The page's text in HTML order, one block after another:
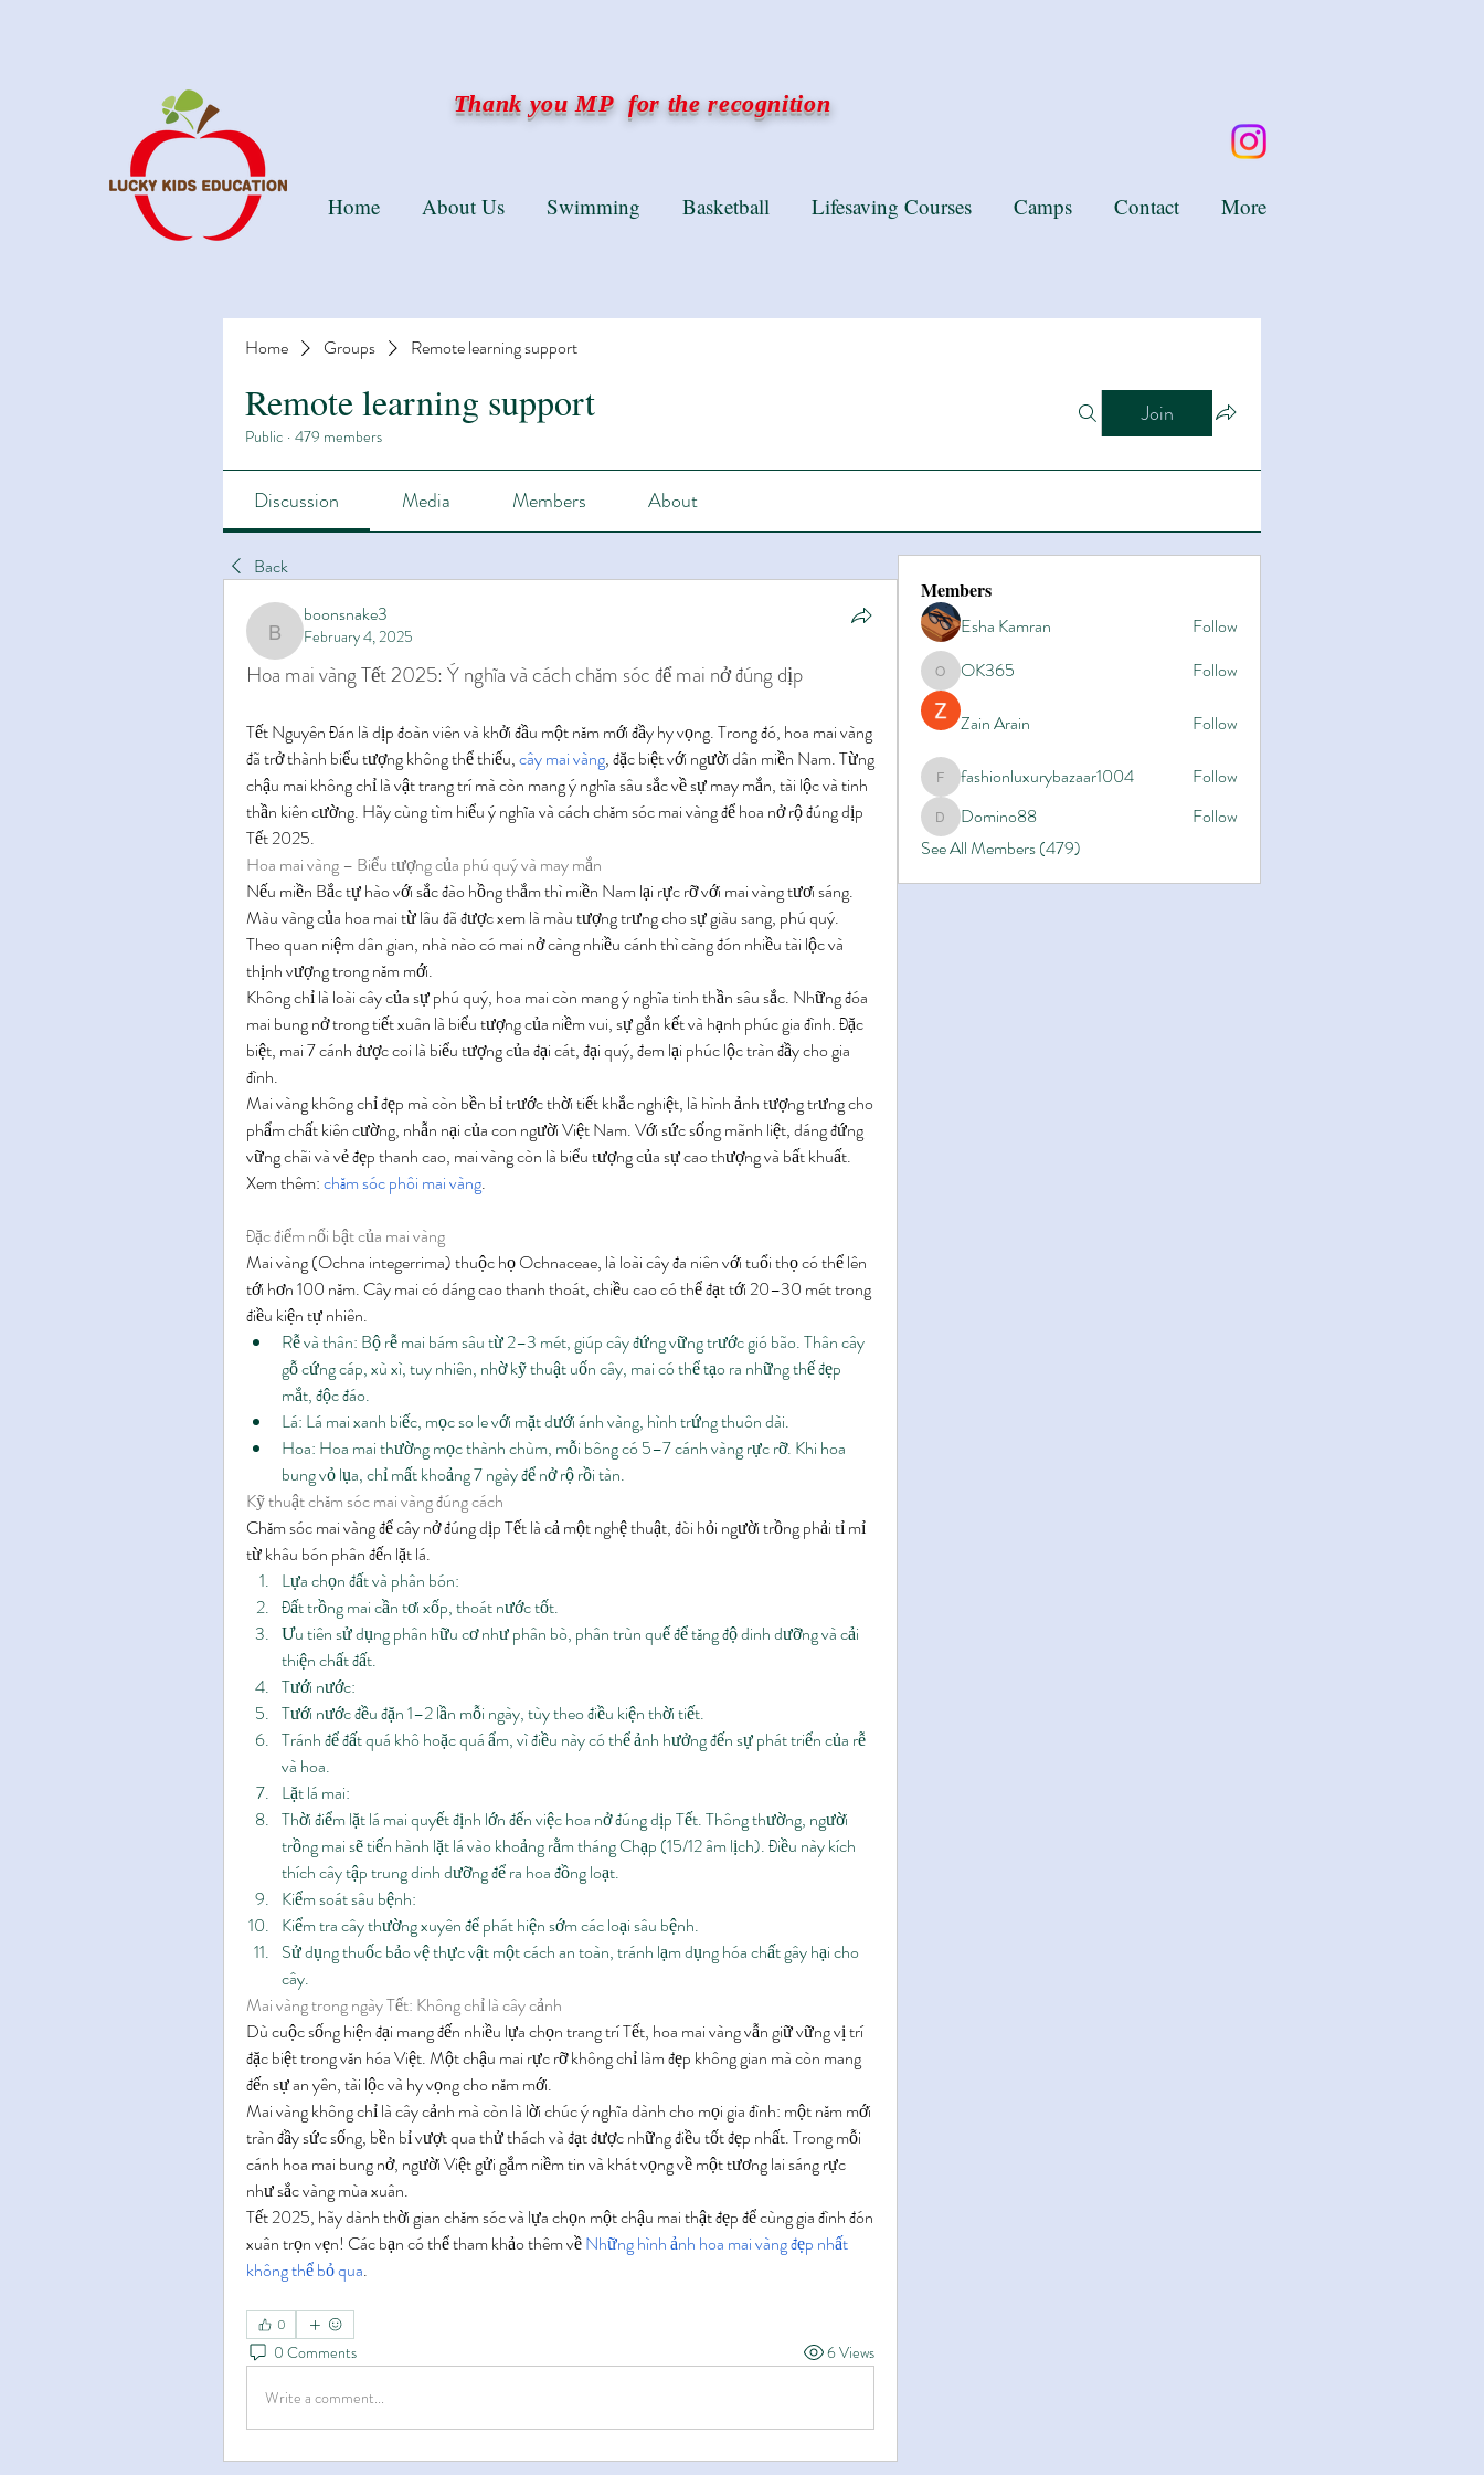
Thank you MP for the recognition
Home Groups Remote learning support
Remote learning support
Public · 479 members
Join
Discussion Media Members About
Back
boonsnake3
boonsnake3
February 4, 2025
Hoa mai vàng Tết 2025: Ý nghĩa và cách chăm sóc để mai nở đúng dịp
Tết Nguyên Đán là dịp đoàn viên và khởi đầu một năm mới đầy hy vọng. Trong đó, hoa mai vàng
đã trở thành biểu tượng không thể thiếu, cây mai vàng, đặc biệt với người dân miền Nam. Từng
chậu mai không chỉ là vật trang trí mà còn mang ý nghĩa sâu sắc về sự may mắn, tài lộc và tinh
thần kiên cường. Hãy cùng tìm hiểu ý nghĩa và cách chăm sóc mai vàng để hoa nở rộ đúng dịp
Tết 2025.
Hoa mai vàng – Biểu tượng của phú quý và may mắn
Nếu miền Bắc tự hào với sắc đào hồng thắm thì miền Nam lại rực rỡ với mai vàng tươi sáng.
Màu vàng của hoa mai từ lâu đã được xem là màu tượng trưng cho sự giàu sang, phú quý.
Theo quan niệm dân gian, nhà nào có mai nở càng nhiều cánh thì càng đón nhiều tài lộc và
thịnh vượng trong năm mới.
Không chỉ là loài cây của sự phú quý, hoa mai còn mang ý nghĩa tinh thần sâu sắc. Những đóa
mai bung nở trong tiết xuân là biểu tượng của niềm vui, sự gắn kết và hạnh phúc gia đình. Đặc
biệt, mai 7 cánh được coi là biểu tượng của đại cát, đại quý, đem lại phúc lộc tràn đầy cho gia
đình.
Mai vàng không chỉ đẹp mà còn bền bỉ trước thời tiết khắc nghiệt, là hình ảnh tượng trưng cho
phẩm chất kiên cường, nhẫn nại của con người Việt Nam. Với sức sống mãnh liệt, dáng đứng
vững chãi và vẻ đẹp thanh cao, mai vàng còn là biểu tượng của sự cao thượng và bất khuất.
Xem thêm: chăm sóc phôi mai vàng.
Đặc điểm nổi bật của mai vàng
Mai vàng (Ochna integerrima) thuộc họ Ochnaceae, là loài cây đa niên với tuổi thọ có thể lên
tới hơn 100 năm. Cây mai có dáng cao thanh thoát, chiều cao có thể đạt tới 20–30 mét trong
điều kiện tự nhiên.
Rễ và thân: Bộ rễ mai bám sâu từ 2–3 mét, giúp cây đứng vững trước gió bão. Thân cây
gỗ cứng cáp, xù xì, tuy nhiên, nhờ kỹ thuật uốn cây, mai có thể tạo ra những thế đẹp
mắt, độc đáo.
Lá: Lá mai xanh biếc, mọc so le với mặt dưới ánh vàng, hình trứng thuôn dài.
Hoa: Hoa mai thường mọc thành chùm, mỗi bông có 5–7 cánh vàng rực rỡ. Khi hoa
bung vỏ lụa, chỉ mất khoảng 7 ngày để nở rộ rồi tàn.
Kỹ thuật chăm sóc mai vàng đúng cách
Chăm sóc mai vàng để cây nở đúng dịp Tết là cả một nghệ thuật, đòi hỏi người trồng phải tỉ mỉ
từ khâu bón phân đến lặt lá.
Lựa chọn đất và phân bón:
Đất trồng mai cần tơi xốp, thoát nước tốt.
Ưu tiên sử dụng phân hữu cơ như phân bò, phân trùn quế để tăng độ dinh dưỡng và cải
thiện chất đất.
Tưới nước:
Tưới nước đều đặn 1–2 lần mỗi ngày, tùy theo điều kiện thời tiết.
Tránh để đất quá khô hoặc quá ẩm, vì điều này có thể ảnh hưởng đến sự phát triển của rễ
và hoa.
Lặt lá mai:
Thời điểm lặt lá mai quyết định lớn đến việc hoa nở đúng dịp Tết. Thông thường, người
trồng mai sẽ tiến hành lặt lá vào khoảng rằm tháng Chạp (15/12 âm lịch). Điều này kích
thích cây tập trung dinh dưỡng để ra hoa đồng loạt.
Kiểm soát sâu bệnh:
Kiểm tra cây thường xuyên để phát hiện sớm các loại sâu bệnh.
Sử dụng thuốc bảo vệ thực vật một cách an toàn, tránh lạm dụng hóa chất gây hại cho
cây.
Mai vàng trong ngày Tết: Không chỉ là cây cảnh
Dù cuộc sống hiện đại mang đến nhiều lựa chọn trang trí Tết, hoa mai vàng vẫn giữ vững vị trí
đặc biệt trong văn hóa Việt. Một chậu mai rực rỡ không chỉ làm đẹp không gian mà còn mang
đến sự an yên, tài lộc và hy vọng cho năm mới.
Mai vàng không chỉ là cây cảnh mà còn là lời chúc ý nghĩa dành cho mọi gia đình: một năm mới
tràn đầy sức sống, bền bỉ vượt qua thử thách và đạt được những điều tốt đẹp nhất. Trong mỗi
cánh hoa mai bung nở, người Việt gửi gắm niềm tin và khát vọng về một tương lai sáng rực
như sắc vàng mùa xuân.
Tết 2025, hãy dành thời gian chăm sóc và lựa chọn một chậu mai thật đẹp để cùng gia đình đón
xuân trọn vẹn! Các bạn có thể tham khảo thêm về Những hình ảnh hoa mai vàng đẹp nhất
không thể bỏ qua.
0
0 Comments 6 Views
Write a comment...
Members
Esha Kamran
Follow
OK365OK365 Follow
Zain Arain Follow
fashionluxurybazaar1004
fashionluxurybazaar1004 Follow
Domino88
Domino88
Follow
See All Members (479)
Home About Us Swimming Basketball Lifesaving Courses Camps Contact More